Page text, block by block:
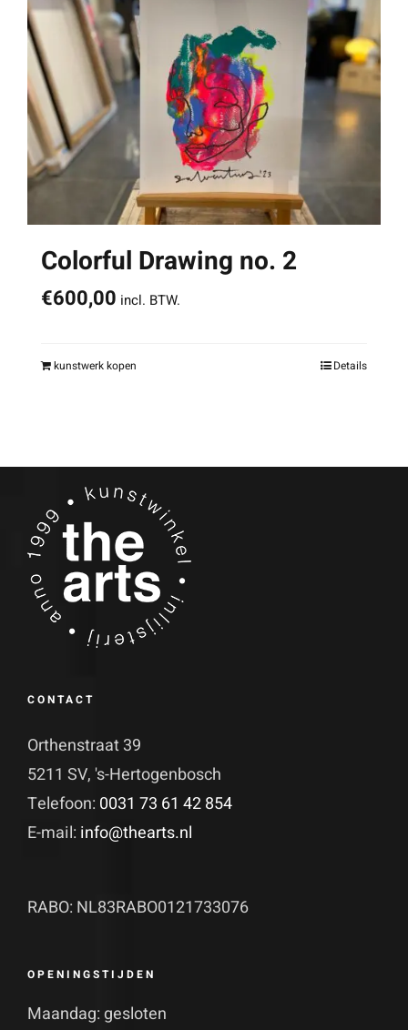
Colorful Drawing no. 2
€600,00 incl. BTW.
kunstwerk kopen Details
CONTACT
Orthenstraat 39
5211 SV, 's-Hertogenbosch
Telefoon: 0031 73 61 42 854
E-mail: info@thearts.nl
RABO: NL83RABO0121733076
OPENINGSTIJDEN
Maandag: gesloten